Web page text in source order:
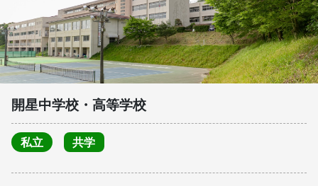
開星中学校・高等学校
私立 共学